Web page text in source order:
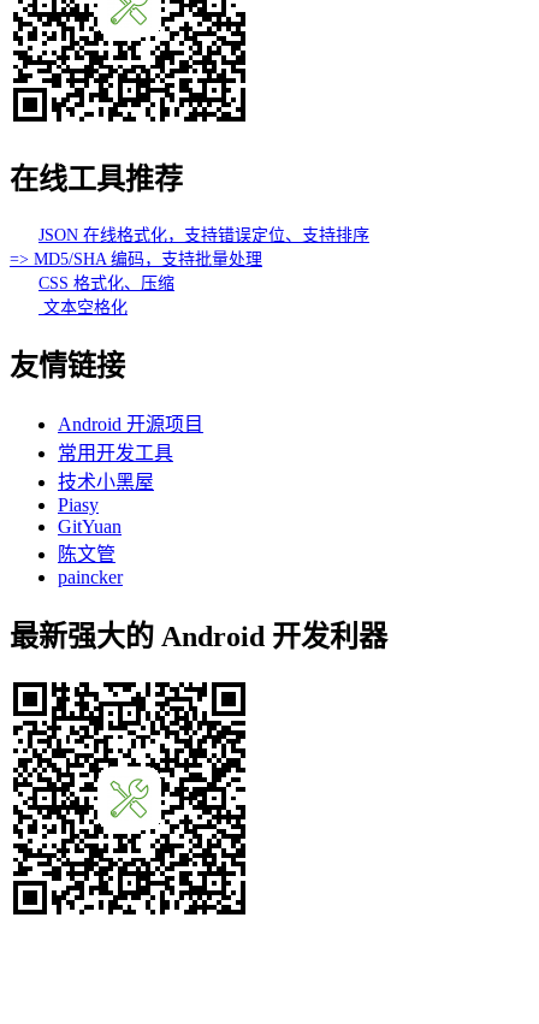
在线工具推荐
JSON 在线格式化，支持错误定位、支持排序
=> MD5/SHA 编码，支持批量处理
CSS 格式化、压缩
文本空格化
友情链接
Android 开源项目
常用开发工具
技术小黑屋
Piasy
GitYuan
陈文管
paincker
最新强大的 Android 开发利器